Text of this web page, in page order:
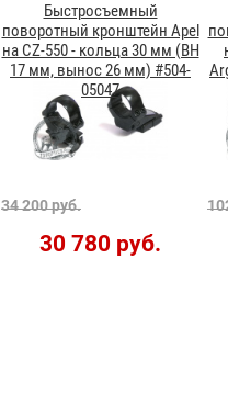
Быстросъемный
поворотный кронштейн Apel
на CZ-550 - кольца 30 мм (BH
17 мм, вынос 26 мм) #504-
05047
34 200 руб.
30 780 руб.